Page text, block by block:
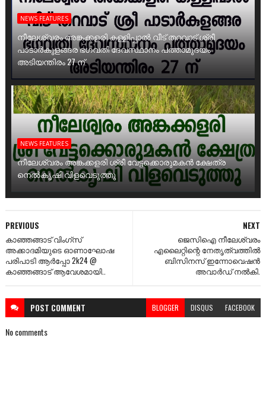
NEWS FEATURES
നീലേശ്വരം അങ്കക്കളരി കള്ളിപ്പാൽ വീട് തറവാട് ശ്രീ
പാടാർകുളങ്ങര ഭഗവതി ദേവസ്ഥാനം പത്താമുദയം
അടിയന്തിരം 27 ന്
NEWS FEATURES
നീലേശ്വരം അങ്കക്കളരി ശ്രീ വേട്ടക്കൊരുമകൻ ക്ഷേത്ര
നെൽകൃഷി വിളവെടുത്തു
NEXT
ജെസിഐ നീലേശ്വരം
എലൈറ്റിന്റെ നേതൃത്വത്തിൽ
ബിസിനസ്‌ ഇന്നോവെഷൻ
അവാർഡ് നൽകി.
PREVIOUS
കാഞ്ഞങ്ങാട് വിംഗ്സ്
അക്കാദമിയുടെ ഓണാഘോഷ
പരിപാടി ആർപ്പോ 2k24 @
കാഞ്ഞങ്ങാട് ആവേശമായി..
POST COMMENT BLOGGER DISQUS FACEBOOK
No comments